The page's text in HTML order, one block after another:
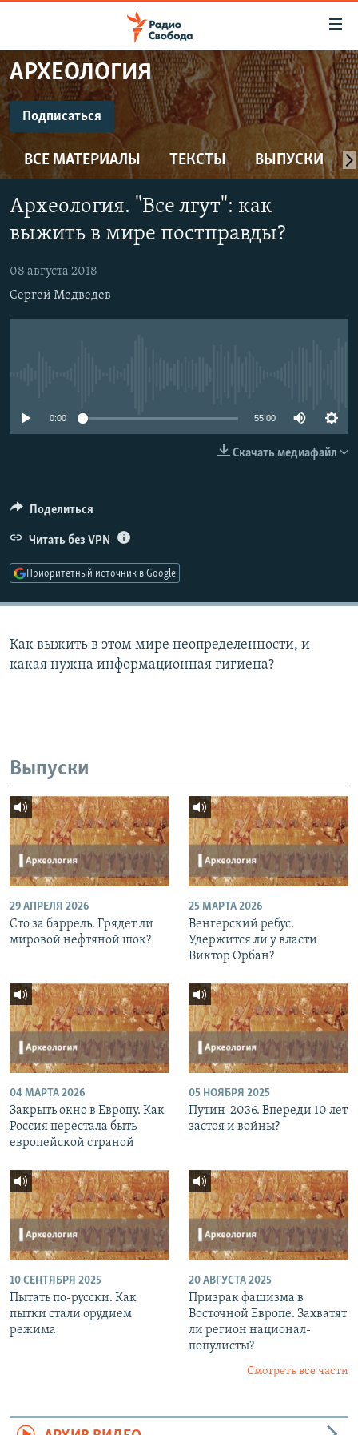
упрощенного
доступа
Вернуться
основному
содержанию
Вернутся
главной
Вернутся
поиску
ПРОГРАММЫ
ПОДКАСТЫ
АВТОРСКИЕ ПРОЕКТЫ
ЦИТАТЫ СВОБОДЫ
МНЕНИЯ
КУЛЬТУРА
КАВКАЗ.РЕАЛИИ
СЕВЕР.РЕАЛИИ
АРХЕОЛОГИЯ
Подписаться
ПОДПИСАТЬСЯ
CastBox
Подписаться
ВСЕ МАТЕРИАЛЫ ТЕКСТЫ ВЫПУСКИ
Археология. "Все лгут": как
выжить в мире постправды?
08 августа 2018
Сергей Медведев
0:00 55:00
Скачать медиафайл
Поделиться
Читать без VPN
Приоритетный источник в Google
Как выжить в этом мире неопределенности, и
какая нужна информационная гигиена?
Выпуски
29 АПРЕЛЯ 2026
Сто за баррель. Грядет ли
мировой нефтяной шок?
25 МАРТА 2026
Венгерский ребус.
Удержится ли у власти
Виктор Орбан?
04 МАРТА 2026
Закрыть окно в Европу. Как
Россия перестала быть
европейской страной
05 НОЯБРЯ 2025
Путин-2036. Впереди 10 лет
застоя и войны?
10 СЕНТЯБРЯ 2025
Пытать по-русски. Как
пытки стали орудием
режима
20 АВГУСТА 2025
Призрак фашизма в
Восточной Европе. Захватят
ли регион национал-
популисты?
Смотреть все части